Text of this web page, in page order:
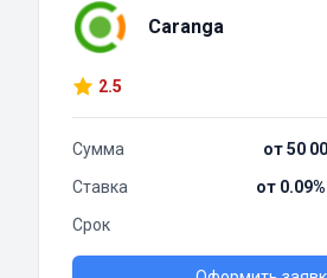
Caranga
2.5
Сумма
от 50
Ставка
от
Срок